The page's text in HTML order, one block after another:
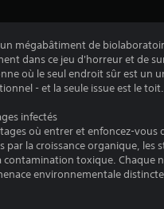
mégabâtiment de
dans ce jeu d'horreur et de
où le seul endroit sûr est un
- et la seule issue est le toit.
infectés
où entrer et enfoncez-vous
par la croissance organique, les
contamination toxique. Chaque
environnementale